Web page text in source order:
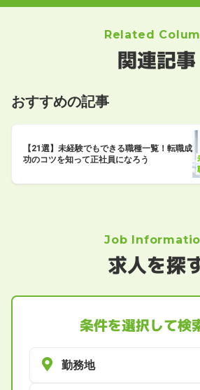
Related
関連記事
おすすめの記事
【21選】未経験でもできる職種一覧！転職成
功のコツを知って正社員になろう
Job
求人を探
条件を選択して検
勤務地